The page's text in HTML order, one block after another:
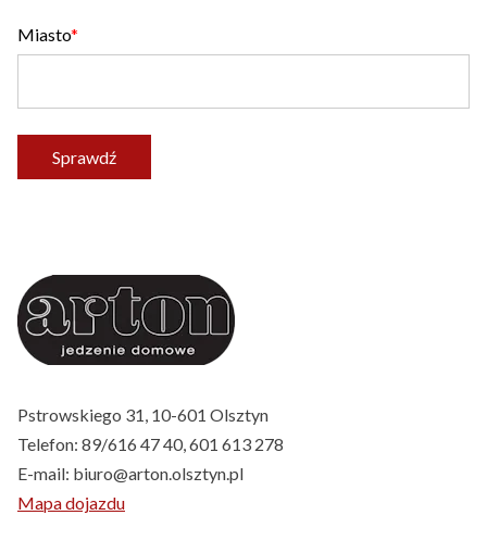
Miasto
Sprawdź
Pstrowskiego 31, 10-601 Olsztyn
Telefon: 89/616 47 40 601 613 278
E-mail: biuro@arton.olsztyn.pl
Mapa dojazdu